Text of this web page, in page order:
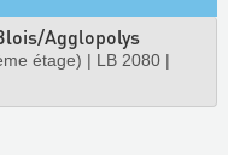
Agglopolys
étage) | LB 2080 |